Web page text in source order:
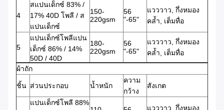
4
สแปนเด็กซ์ 83% /
17% 40D โพลี / ส
แปนเด็กซ์
150-
220gsm
56
"-65"
แวววาว, กึ่งหมอง
คล้ำ, เต็มทื่อ
5
แปนเด็กซ์โพลีแปน
เด็กซ์ 86% / 14%
50D / 40D
180-
220gsm
56
"-65"
แวววาว, กึ่งหมอง
คล้ำ, เต็มทื่อ
ผ้าถัก
ชิ้น ส่วนประกอบ น้ำหนัก
ความ
กว้าง
สังเกต
แปนเด็กซ์โพลี 88%
แวววาว, กึ่งหมอง